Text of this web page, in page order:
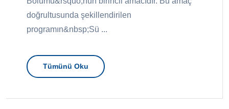
doğrultusunda şekillendirilen
programın&nbsp;Sü ...
Tümünü Oku